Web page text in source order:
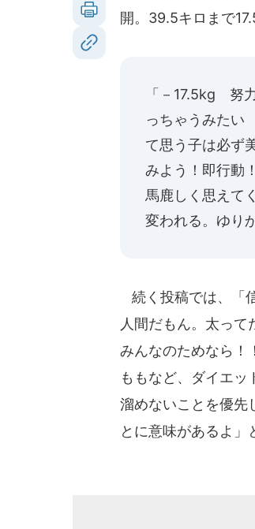
開。39.5キロまで
「－17.5kg 努
っちゃうみたい
て思う子は必ず
みよう！即行動
馬鹿しく思えて
変われる。ゆり
続く投稿では、「
人間だもん。太って
みんなのためなら！
ももなど、ダイエ
溜めないことを優先
とに意味があるよ」